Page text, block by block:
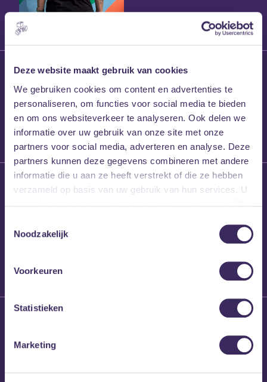
Deze website maakt gebruik van cookies
We gebruiken cookies om content en advertenties te
personaliseren, om functies voor social media te bieden
en om ons websiteverkeer te analyseren. Ook delen we
informatie over uw gebruik van onze site met onze
partners voor social media, adverteren en analyse. Deze
partners kunnen deze gegevens combineren met andere
informatie die u aan ze heeft verstrekt of die ze hebben
verzameld op basis van uw gebruik van hun services. U
Noodzakelijk
Voorkeuren
Statistieken
Marketing
27 maart 2026
Willem’s Blog:
Frans Kalf
26 maart 2026
Willem’s Blog: High
Brennt Vanneste